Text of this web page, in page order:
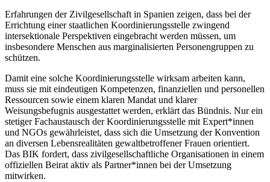
Erfahrungen der Zivilgesellschaft in Spanien zeigen, dass bei der
Errichtung einer staatlichen Koordinierungsstelle zwingend
intersektionale Perspektiven eingebracht werden müssen, um
insbesondere Menschen aus marginalisierten Personengruppen zu
schützen.
Damit eine solche Koordinierungsstelle wirksam arbeiten kann,
muss sie mit eindeutigen Kompetenzen, finanziellen und personellen
Ressourcen sowie einem klaren Mandat und klarer
Weisungsbefugnis ausgestattet werden, erklärt das Bündnis. Nur ein
stetiger Fachaustausch der Koordinierungsstelle mit Expert*innen
und NGOs gewährleistet, dass sich die Umsetzung der Konvention
an diversen Lebensrealitäten gewaltbetroffener Frauen orientiert.
Das BIK fordert, dass zivilgesellschaftliche Organisationen in einem
offiziellen Beirat aktiv als Partner*innen bei der Umsetzung
mitwirken.